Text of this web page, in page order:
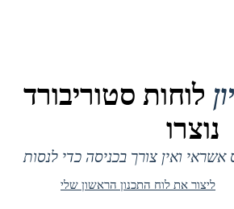
לוחות סטוריבורד
נוצרו
ליצור את לוח התכנון הראשון שלי